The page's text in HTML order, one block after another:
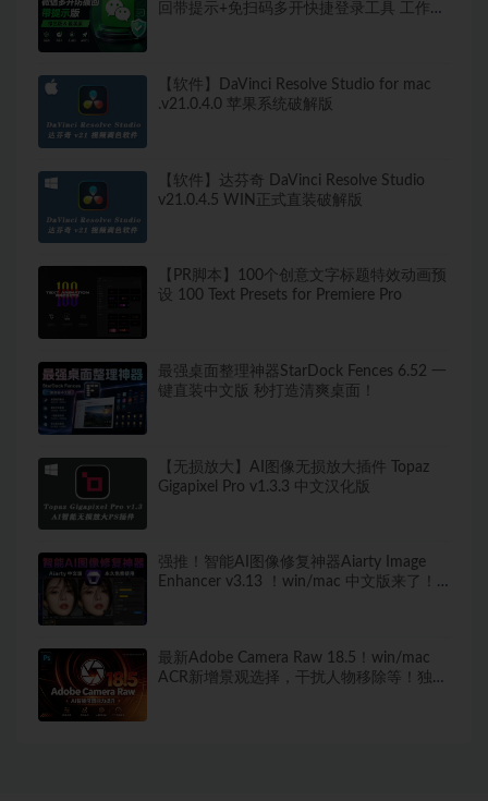
回带提示+免扫码多开快捷登录工具 工作生
【软件】DaVinci Resolve Studio for mac
.v21.0.4.0 苹果系统破解版
【软件】达芬奇 DaVinci Resolve Studio
v21.0.4.5 WIN正式直装破解版
【PR脚本】100个创意文字标题特效动画预
设 100 Text Presets for Premiere Pro
最强桌面整理神器StarDock Fences 6.52 一
键直装中文版 秒打造清爽桌面！
【无损放大】AI图像无损放大插件 Topaz
Gigapixel Pro v1.3.3 中文汉化版
强推！智能AI图像修复神器Aiarty Image
Enhancer v3.13 ！win/mac 中文版来了！
最新Adobe Camera Raw 18.5！win/mac
ACR新增景观选择，干扰人物移除等！独立